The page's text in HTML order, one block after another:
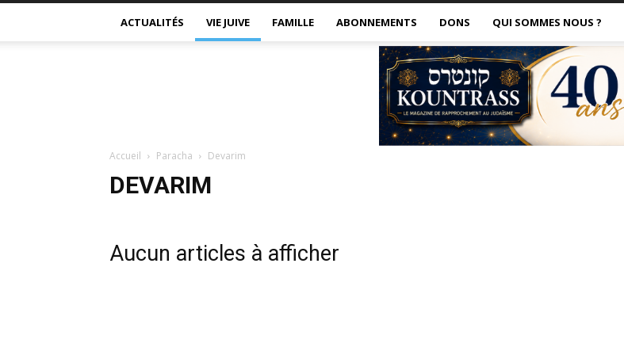
ACTUALITÉS VIE JUIVE FAMILLE ABONNEMENTS DONS QUI SOMMES NOUS ?
Accueil Paracha Devarim
DEVARIM
Aucun articles à afficher